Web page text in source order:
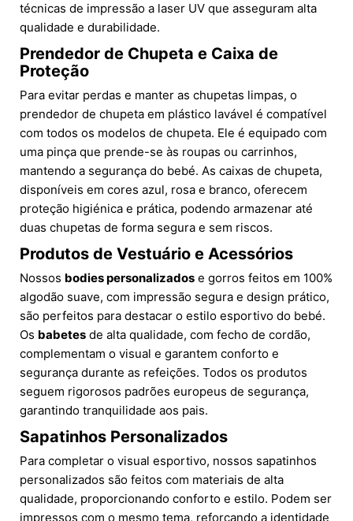
técnicas de impressão a laser UV que asseguram alta
qualidade e durabilidade.
Prendedor de Chupeta e Caixa de
Proteção
Para evitar perdas e manter as chupetas limpas, o
prendedor de chupeta em plástico lavável é compatível
com todos os modelos de chupeta. Ele é equipado com
uma pinça que prende-se às roupas ou carrinhos,
mantendo a segurança do bebé. As caixas de chupeta,
disponíveis em cores azul, rosa e branco, oferecem
proteção higiénica e prática, podendo armazenar até
duas chupetas de forma segura e sem riscos.
Produtos de Vestuário e Acessórios
Nossos bodies personalizados e gorros feitos em 100%
algodão suave, com impressão segura e design prático,
são perfeitos para destacar o estilo esportivo do bebé.
Os babetes de alta qualidade, com fecho de cordão,
complementam o visual e garantem conforto e
segurança durante as refeições. Todos os produtos
seguem rigorosos padrões europeus de segurança,
garantindo tranquilidade aos pais.
Sapatinhos Personalizados
Para completar o visual esportivo, nossos sapatinhos
personalizados são feitos com materiais de alta
qualidade, proporcionando conforto e estilo. Podem ser
impressos com o mesmo tema, reforçando a identidade